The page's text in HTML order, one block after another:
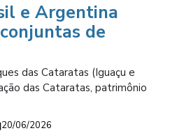
e Argentina
de
das Cataratas (Iguaçu e
das Cataratas, patrimônio
20/06/2026